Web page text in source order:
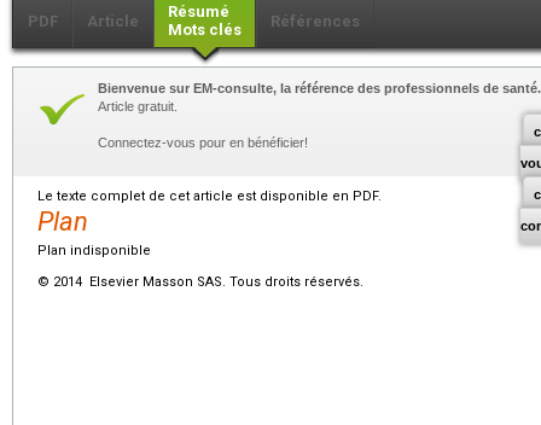
PDF Article
Résumé
Mots clés
Références
Bienvenue sur EM-consulte, la référence des professionnels de santé.
Article gratuit.
Connectez-vous pour en bénéficier!
Le texte complet de cet article est disponible en PDF.
Plan
Plan indisponible
© 2014 Elsevier Masson SAS. Tous droits réservés.